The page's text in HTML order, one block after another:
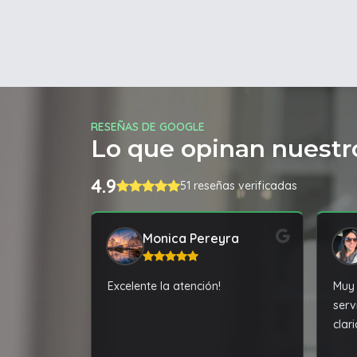
RESEÑAS DE GOOGLE
Lo que opinan
4.9 51 reseñas verificadas
Monica Pereyra
Excelente la atención!